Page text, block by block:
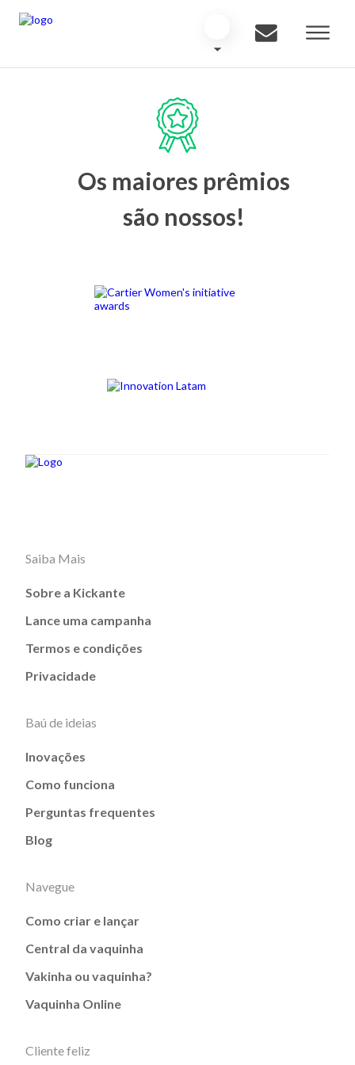
Os maiores prêmios
são nossos!
Saiba Mais
Sobre a Kickante
Lance uma campanha
Termos e condições
Privacidade
Baú de ideias
Inovações
Como funciona
Perguntas frequentes
Blog
Navegue
Como criar e lançar
Central da vaquinha
Vakinha ou vaquinha?
Vaquinha Online
Cliente feliz